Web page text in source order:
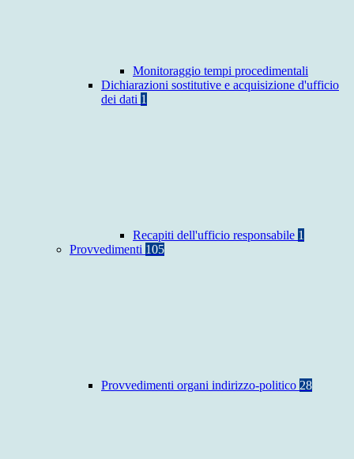
Monitoraggio tempi procedimentali
Dichiarazioni sostitutive e acquisizione d'ufficio
dei dati 1
Recapiti dell'ufficio responsabile 1
Provvedimenti 105
Provvedimenti organi indirizzo-politico 28